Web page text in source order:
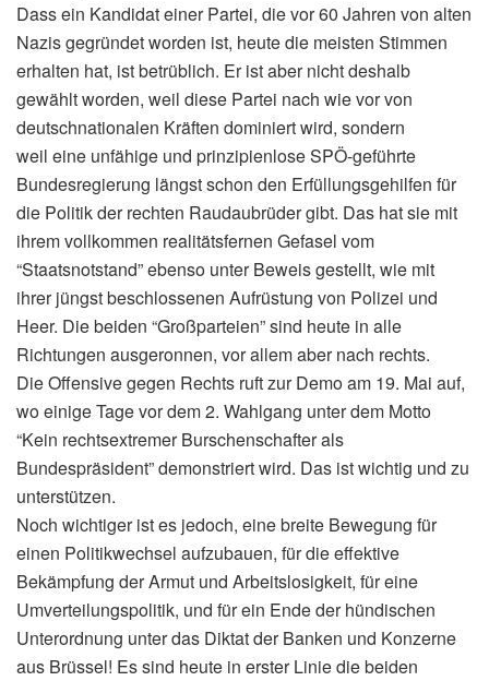
Dass ein Kandidat einer Partei, die vor 60 Jahren von alten
Nazis gegründet worden ist, heute die meisten Stimmen
erhalten hat, ist betrüblich. Er ist aber nicht deshalb
gewählt worden, weil diese Partei nach wie vor von
deutschnationalen Kräften dominiert wird, sondern
weil eine unfähige und prinzipienlose SPÖ-geführte
Bundesregierung längst schon den Erfüllungsgehilfen für
die Politik der rechten Raudaubrüder gibt. Das hat sie mit
ihrem vollkommen realitätsfernen Gefasel vom
“Staatsnotstand” ebenso unter Beweis gestellt, wie mit
ihrer jüngst beschlossenen Aufrüstung von Polizei und
Heer. Die beiden “Großparteien” sind heute in alle
Richtungen ausgeronnen, vor allem aber nach rechts.
Die Offensive gegen Rechts ruft zur Demo am 19. Mai auf,
wo einige Tage vor dem 2. Wahlgang unter dem Motto
“Kein rechtsextremer Burschenschafter als
Bundespräsident” demonstriert wird. Das ist wichtig und zu
unterstützen.
Noch wichtiger ist es jedoch, eine breite Bewegung für
einen Politikwechsel aufzubauen, für die effektive
Bekämpfung der Armut und Arbeitslosigkeit, für eine
Umverteilungspolitik, und für ein Ende der hündischen
Unterordnung unter das Diktat der Banken und Konzerne
aus Brüssel! Es sind heute in erster Linie die beiden